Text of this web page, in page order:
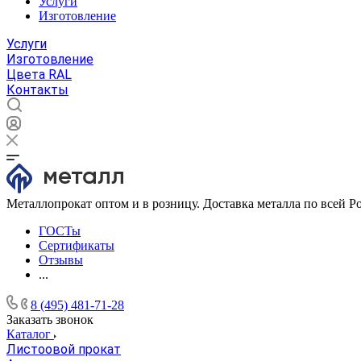
Изготовление
Услуги
Изготовление
Цвета RAL
Контакты
Металлопрокат оптом и в розницу. Доставка металла по всей
ГОСТы
Сертификаты
Отзывы
...
8 (495) 481-71-28
Заказать звонок
Каталог
Листоовой прокат